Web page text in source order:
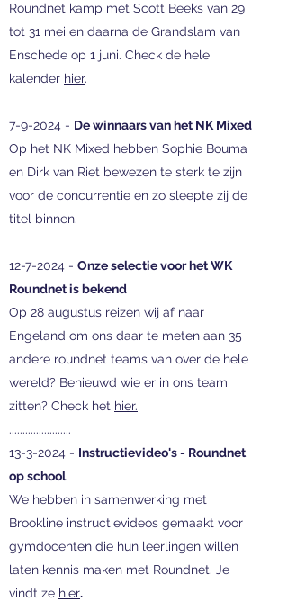
Roundnet kamp met Scott Beeks van 29
tot 31 mei en daarna de Grandslam van
Enschede op 1 juni. Check de hele
kalender hier.
7-9-2024 - De winnaars van het NK Mixed
Op het NK Mixed hebben Sophie Bouma
en Dirk van Riet bewezen te sterk te zijn
voor de concurrentie en zo sleepte zij de
titel binnen.
12-7-2024 - Onze selectie voor het WK
Roundnet is bekend
Op 28 augustus reizen wij af naar
Engeland om ons daar te meten aan 35
andere roundnet teams van over de hele
wereld? Benieuwd wie er in ons team
zitten? Check het hier.
.......................
13-3-2024 - Instructievideo's - Roundnet
op school
We hebben in samenwerking met
Brookline instructievideos gemaakt voor
gymdocenten die hun leerlingen willen
laten kennis maken met Roundnet. Je
vindt ze hier.